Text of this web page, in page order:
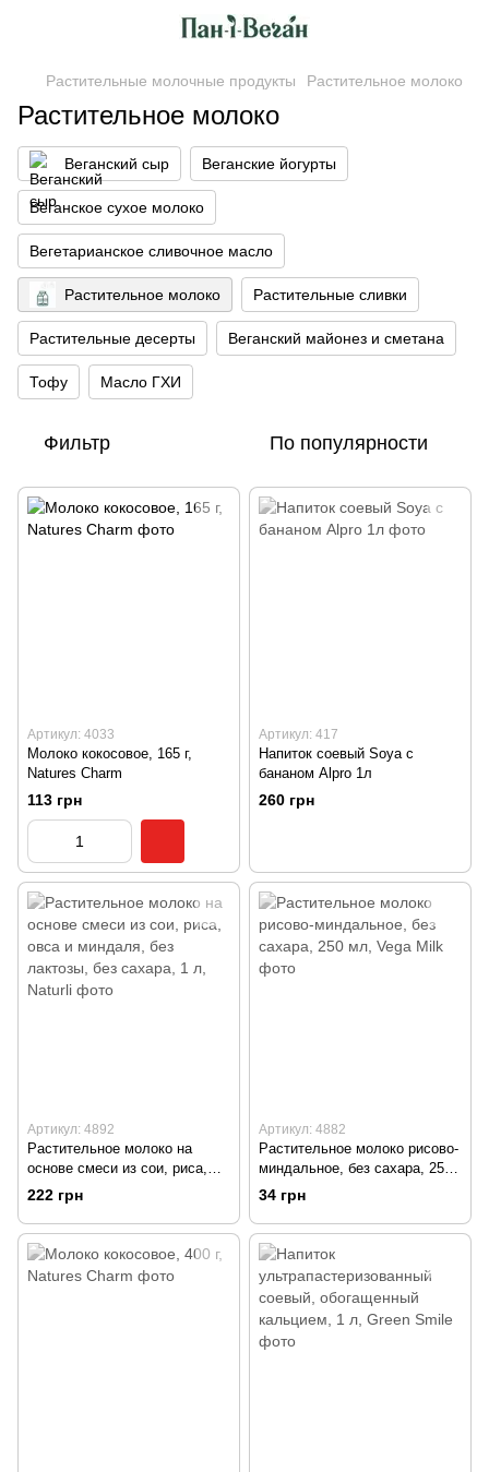
Растительные молочные продукты Растительное молоко
Растительное молоко
Веганский сыр Веганские йогурты
Веганское сухое молоко
Вегетарианское сливочное масло
Растительное молоко Растительные сливки
Растительные десерты Веганский майонез и сметана
Тофу Масло ГХИ
Фильтр По популярности
Артикул: 4033
Молоко кокосовое, 165 г,
Natures Charm
113 грн
Артикул: 417
Напиток соевый Soya с
бананом Alpro 1л
260 грн
Артикул: 4892
Растительное молоко на
основе смеси из сои, риса,
овса и миндаля, без лактозы,
без сахара, 1 л, Naturli
222 грн
Артикул: 4882
Растительное молоко рисово-
миндальное, без сахара, 250
мл, Vega Milk
34 грн